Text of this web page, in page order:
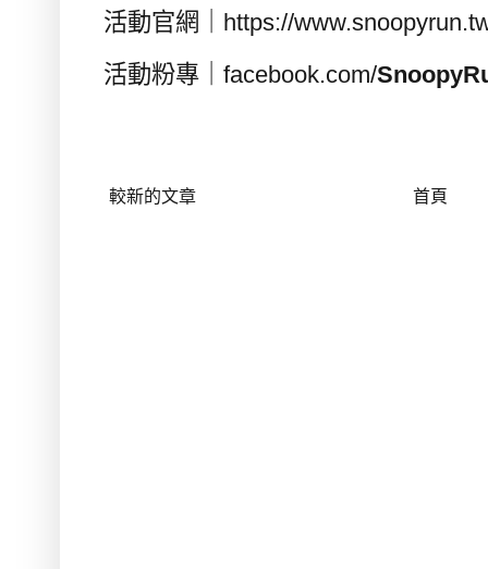
活動官網｜ https://
活動粉專｜ facebook.com/
較新的文章 首頁